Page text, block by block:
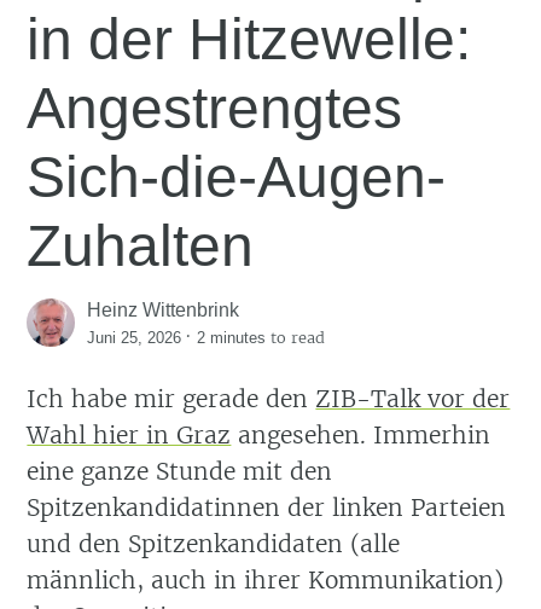
in der Hitzewelle:
Angestrengtes
Sich-die-Augen-
Zuhalten
Heinz Wittenbrink
Juni 25, 2026 ·2 minutes to read
Ich habe mir gerade den ZIB-Talk vor der
Wahl hier in Graz angesehen. Immerhin
eine ganze Stunde mit den
Spitzenkandidatinnen der linken Parteien
und den Spitzenkandidaten (alle
männlich, auch in ihrer Kommunikation)